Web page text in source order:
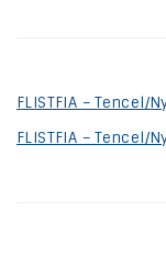
FLISTFIA –
FLISTFIA – Tencel/